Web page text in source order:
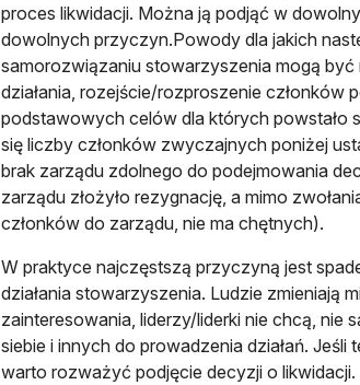
proces likwidacji. Można ją podjąć w
dowolnych przyczyn.Powody dla jakich
samorozwiązaniu stowarzyszenia mogą być
działania, rozejście/rozproszenie członków
podstawowych celów dla których powstało
się liczby członków zwyczajnych poniżej
brak zarządu zdolnego do podejmowania
zarządu złożyło rezygnację, a mimo
członków do zarządu, nie ma chętnych).
W praktyce najczęstszą przyczyną jest
działania stowarzyszenia. Ludzie zmieniają
zainteresowania, liderzy/liderki nie chcą, nie
siebie i innych do prowadzenia działań. Jeśli
warto rozważyć podjęcie decyzji o likwidacji.